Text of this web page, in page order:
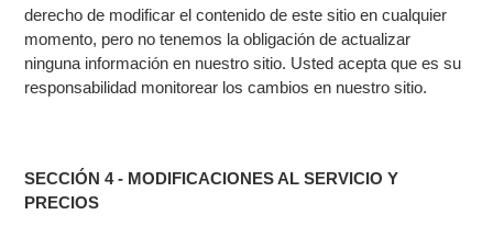
derecho de modificar el contenido de este sitio en cualquier
momento, pero no tenemos la obligación de actualizar
ninguna información en nuestro sitio. Usted acepta que es su
responsabilidad monitorear los cambios en nuestro sitio.
SECCIÓN 4 - MODIFICACIONES AL SERVICIO Y
PRECIOS